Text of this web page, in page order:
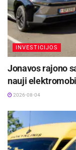
INVESTICIJOS
Jonavos rajono
nauji
2026-08-04